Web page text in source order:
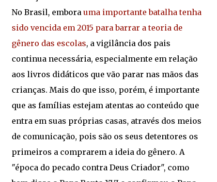
No Brasil, embora uma importante batalha tenha
sido vencida em 2015 para barrar a teoria de
gênero das escolas, a vigilância dos pais
continua necessária, especialmente em relação
aos livros didáticos que vão parar nas mãos das
crianças. Mais do que isso, porém, é importante
que as famílias estejam atentas ao conteúdo que
entra em suas próprias casas, através dos meios
de comunicação, pois são os seus detentores os
primeiros a comprarem a ideia do gênero. A
"época do pecado contra Deus Criador", como